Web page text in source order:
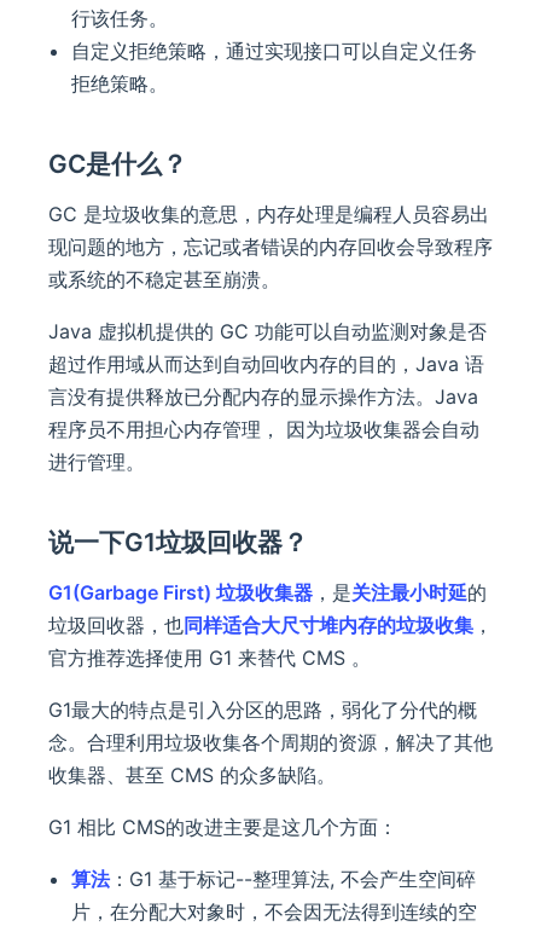
行该任务。
自定义拒绝策略，通过实现接口可以自定义任务
拒绝策略。
GC是什么？
GC 是垃圾收集的意思，内存处理是编程人员容易出
现问题的地方，忘记或者错误的内存回收会导致程序
或系统的不稳定甚至崩溃。
Java 虚拟机提供的 GC 功能可以自动监测对象是否
超过作用域从而达到自动回收内存的目的，Java 语
言没有提供释放已分配内存的显示操作方法。Java
程序员不用担心内存管理， 因为垃圾收集器会自动
进行管理。
说一下G1垃圾回收器？
G1(Garbage First) 垃圾收集器 ，是关注最小时延的
垃圾回收器，也同样适合大尺寸堆内存的垃圾收集 ，
官方推荐选择使用 G1 来替代 CMS 。
G1最大的特点是引入分区的思路，弱化了分代的概
念。合理利用垃圾收集各个周期的资源，解决了其他
收集器、甚至 CMS 的众多缺陷。
G1 相比 CMS的改进主要是这几个方面：
算法：G1 基于标记--整理算法, 不会产生空间碎
片，在分配大对象时，不会因无法得到连续的空